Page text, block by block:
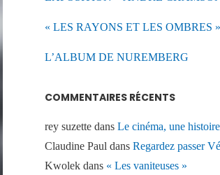
« LES RAYONS ET LES OMBRES »
L’ALBUM DE NUREMBERG
COMMENTAIRES RÉCENTS
rey suzette dans Le cinéma, une
Claudine Paul dans Regardez passer
Kwolek dans « Les vaniteuses »